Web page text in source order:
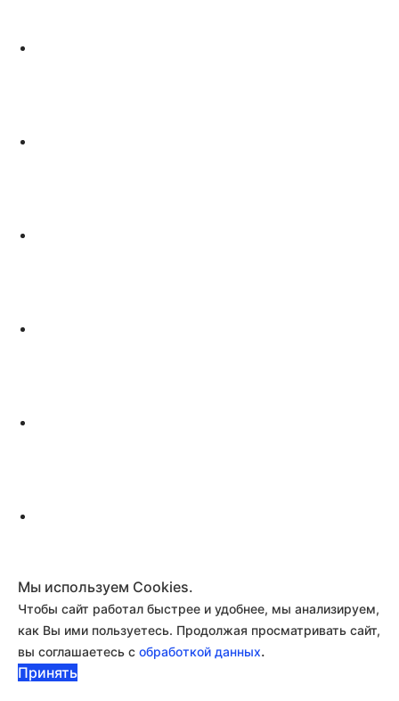
Мы используем Cookies.
Чтобы сайт работал быстрее и удобнее, мы анализируем,
как Вы ими пользуетесь. Продолжая просматривать сайт,
вы соглашаетесь с обработкой данных.
Принять